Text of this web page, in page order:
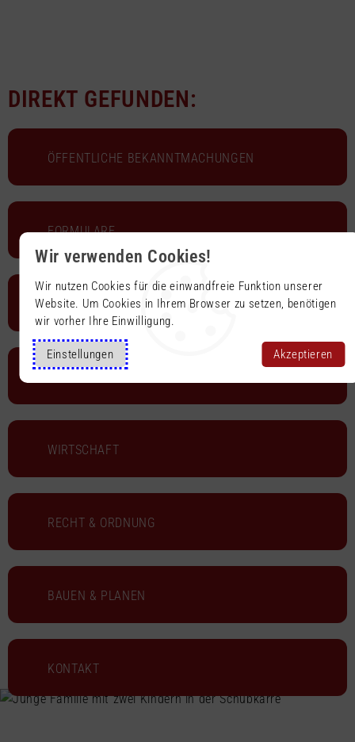
Wir verwenden Cookies!
Wir nutzen Cookies für die einwandfreie Funktion unserer
Website. Um Cookies in Ihrem Browser zu setzen, benötigen
wir vorher Ihre Einwilligung.
Einstellungen Akzeptieren
DIREKT GEFUNDEN:
ÖFFENTLICHE BEKANNT­MACHUNGEN
FORMULARE
MITARBEITER
WIRTSCHAFT
RECHT & ORDNUNG
BAUEN & PLANEN
KONTAKT